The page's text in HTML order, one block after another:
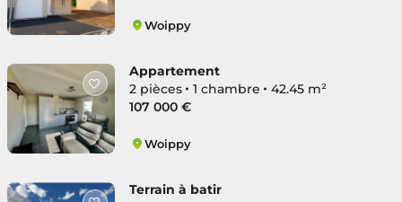
Woippy
Appartement
2 pièces
1 chambre
42.45 m²
107 000 €
Woippy
Terrain à batir